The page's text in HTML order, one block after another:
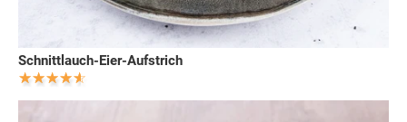
Schnittlauch-Eier-Aufstrich